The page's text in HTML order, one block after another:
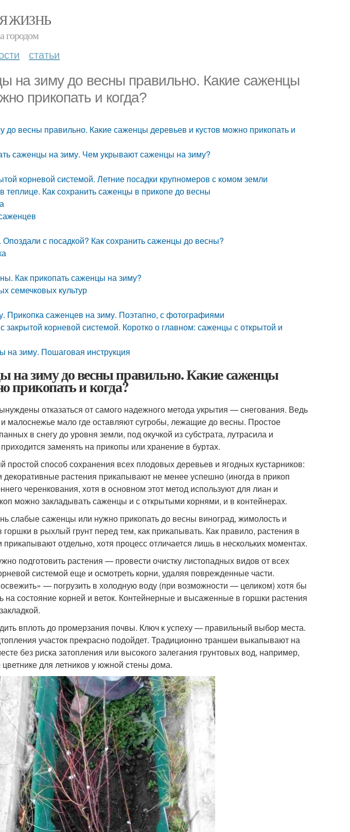
ЖИЗНЬ
городом
статьи
на зиму до весны правильно. Какие саженцы
прикопать и когда?
до весны правильно. Какие саженцы деревьев и кустов можно прикопать и
саженцы на зиму. Чем укрывают саженцы на зиму?
корневой системой. Летние посадки крупномеров с комом земли
Как сохранить саженцы в прикопе до весны
с посадкой? Как сохранить саженцы до весны?
Как прикопать саженцы на зиму?
семечковых культур
Прикопка саженцев на зиму. Поэтапно, с фотографиями
закрытой корневой системой. Коротко о главном: саженцы с открытой и
на зиму. Пошаговая инструкция
на зиму до весны правильно. Какие саженцы
прикопать и когда?
отказаться от самого надежного метода укрытия — снегования. Ведь
малоснежье мало где оставляют сугробы, лежащие до весны. Простое
в снегу до уровня земли, под окучкой из субстрата, лутрасила и
заменять на прикопы или хранение в буртах.
способ сохранения всех плодовых деревьев и ягодных кустарников:
растения прикапывают не менее успешно (иногда в прикоп
черенкования, хотя в основном этот метод используют для лиан и
можно закладывать саженцы и с открытыми корнями, и в контейнерах.
слабые саженцы или нужно прикопать до весны виноград, жимолость и
в рыхлый грунт перед тем, как прикапывать. Как правило, растения в
отдельно, хотя процесс отличается лишь в нескольких моментах.
подготовить растения — провести очистку листопадных видов от всех
системой еще и осмотреть корни, удаляя поврежденные части.
— погрузить в холодную воду (при возможности — целиком) хотя бы
на состояние корней и веток. Контейнерные и высаженные в горшки растения
вплоть до промерзания почвы. Ключ к успеху — правильный выбор места.
участок прекрасно подойдет. Традиционно траншеи выкапывают на
без риска затопления или высокого залегания грунтовых вод, например,
для летников у южной стены дома.